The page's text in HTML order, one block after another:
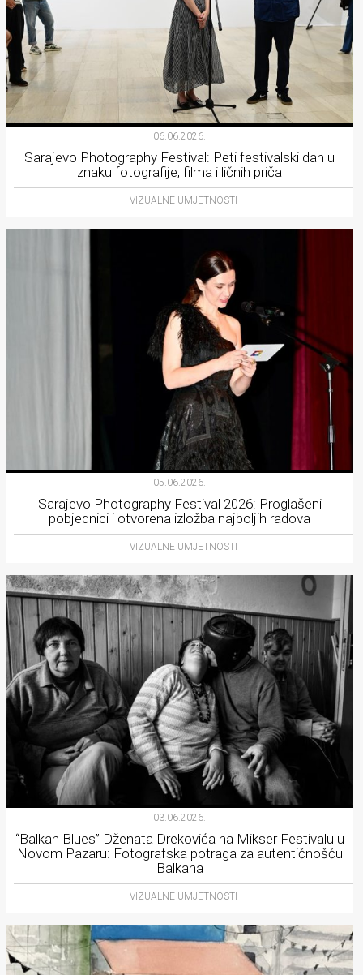
06.06.2026.
Sarajevo Photography Festival: Peti festivalski dan u
znaku fotografije, filma i ličnih priča
VIZUALNE UMJETNOSTI
05.06.2026.
Sarajevo Photography Festival 2026: Proglašeni
pobjednici i otvorena izložba najboljih radova
VIZUALNE UMJETNOSTI
03.06.2026.
“Balkan Blues” Dženata Drekovića na Mikser Festivalu u
Novom Pazaru: Fotografska potraga za autentičnošću
Balkana
VIZUALNE UMJETNOSTI